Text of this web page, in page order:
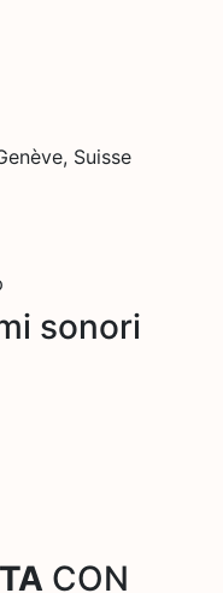
Suisse
sonori
CON